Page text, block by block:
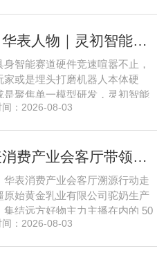
、私域变现、稳现金流搭建、试
深度剖析行业双重发展困境
今日华表人物｜灵初智能CEO王启斌：押注千万级数据解锁具身智能质变
身智能赛道硬件竞速喧嚣不止，
家或是埋头打磨机器人本体硬
是聚焦单一模型研发，灵初智能
之初便守住初心，以自研操作大
人王启斌，拆解其从创立第一天
模才是决定行业拐点的核心
间：2026-08-03
华表消费产业会客厅溯源行动走
原始黄金乳业有限公司驼奶生产
集结远方好物主力主播在内的 50
私域主播组团深入工厂一线实地
间：2026-08-03